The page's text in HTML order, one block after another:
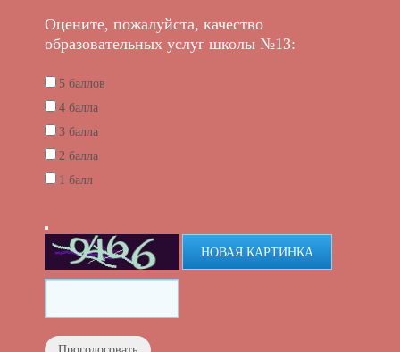
Оцените, пожалуйста, качество
образовательных услуг школы №13:
5 баллов
4 балла
3 балла
2 балла
1 балл
НОВАЯ КАРТИНКА